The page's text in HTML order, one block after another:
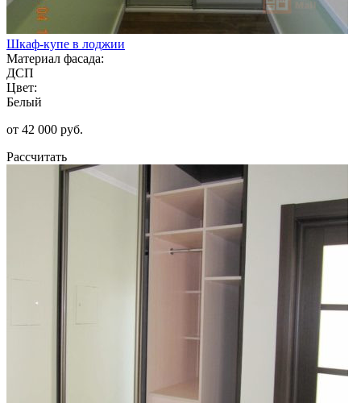
Шкаф-купе в лоджии
Материал фасада:
ДСП
Цвет:
Белый
от 42 000 руб.
Рассчитать